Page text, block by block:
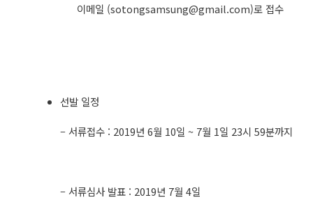
이메일 (sotongsamsung@gmail.com)로 접수
선발 일정
– 서류접수 : 2019년 6월 10일 ~ 7월 1일 23시 59분까지
– 서류심사 발표 : 2019년 7월 4일